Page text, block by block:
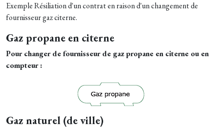
Exemple Résiliation d'un contrat en raison d'un changement de
fournisseur gaz citerne.
Gaz propane en citerne
Pour changer de fournisseur de gaz propane en citerne ou en
compteur :
Gaz naturel (de ville)